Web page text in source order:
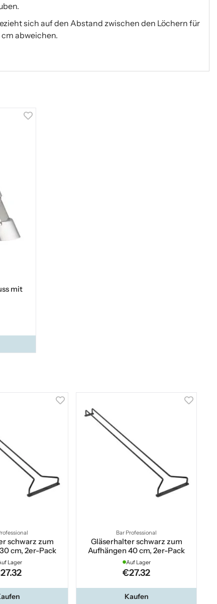
sich auf den Abstand zwischen den Löchern für
abweichen.
mit
schwarz zum
cm, 2er-Pack
Lager
Bar Professional
Gläserhalter schwarz zum
Aufhängen 40 cm, 2er-Pack
Auf Lager
€27.32
Kaufen